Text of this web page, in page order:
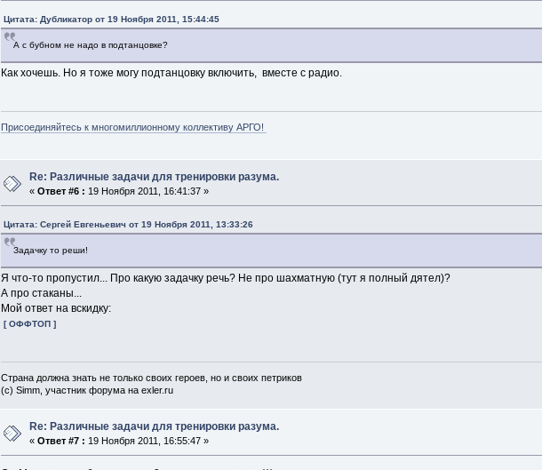
Цитата: Дубликатор от 19 Ноября 2011, 15:44:45
А с бубном не надо в подтанцовке?
Как хочешь. Но я тоже могу подтанцовку включить, вместе с радио.
Присоединяйтесь к многомиллионному коллективу АРГО!
Re: Различные задачи для тренировки разума.
«Ответ #6 : 19 Ноября 2011, 16:41:37 »
Цитата: Сергей Евгеньевич от 19 Ноября 2011, 13:33:26
Задачку то реши!
Я что-то пропустил... Про какую задачку речь? Не про шахматную (тут я полный дятел)?
А про стаканы...
Мой ответ на вскидку:
[ ОФФТОП ]
Страна должна знать не только своих героев, но и своих петриков
(c) Simm, участник форума на exler.ru
Re: Различные задачи для тренировки разума.
«Ответ #7 : 19 Ноября 2011, 16:55:47 »